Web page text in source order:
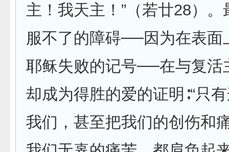
主！我天主！”（若廿28）
服不了的障碍──因为在表面
耶稣失败的记号──在与复活
却成为得胜的爱的证明∶“只
我们，甚至把我们的创伤和